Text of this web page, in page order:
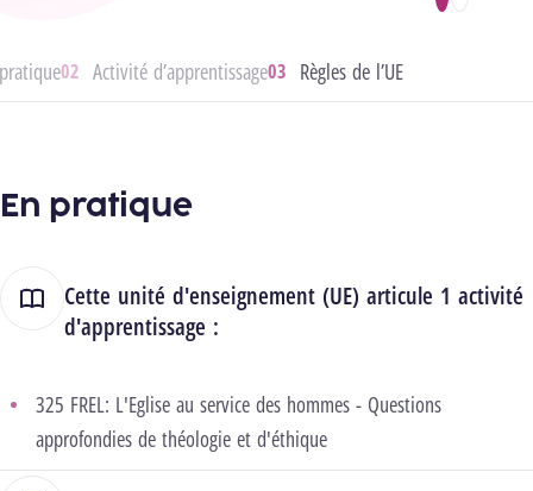
Activité d’apprentissage Règles de l’UE
En pratique
Cette unité d'enseignement (UE) articule 1 activité
d'apprentissage :
325 FREL: L'Eglise au service des hommes - Questions
approfondies de théologie et d'éthique